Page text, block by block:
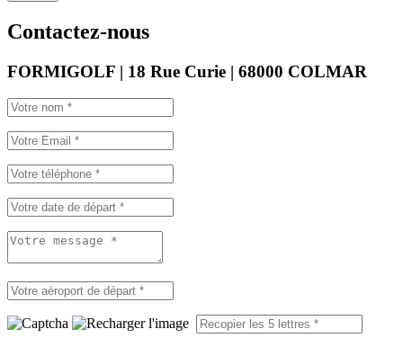
Contactez-nous
FORMIGOLF | 18 Rue Curie | 68000 COLMAR